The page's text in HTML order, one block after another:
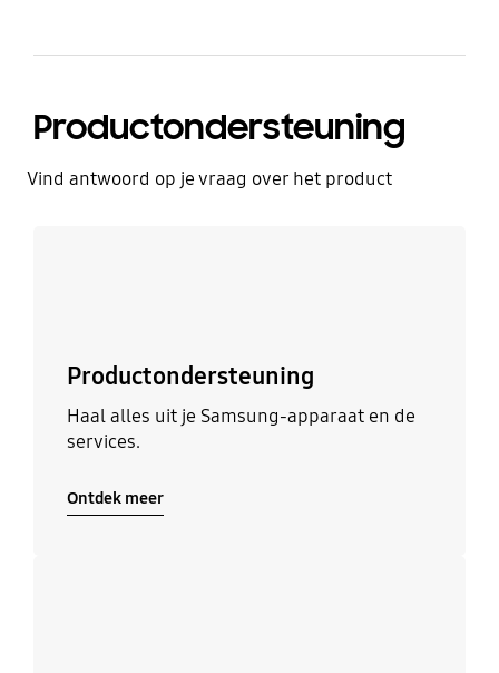
Productondersteuning
Vind antwoord op je vraag over het product
Productondersteuning
Haal alles uit je Samsung-apparaat en de
services.
Ontdek meer